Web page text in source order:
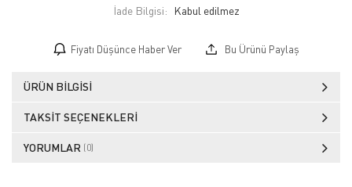
İade Bilgisi:
Fiyatı Düşünce Haber Ver Bu Ürünü Paylaş
ÜRÜN BILGISI
TAKSIT SEÇENEKLERI
YORUMLAR (0)